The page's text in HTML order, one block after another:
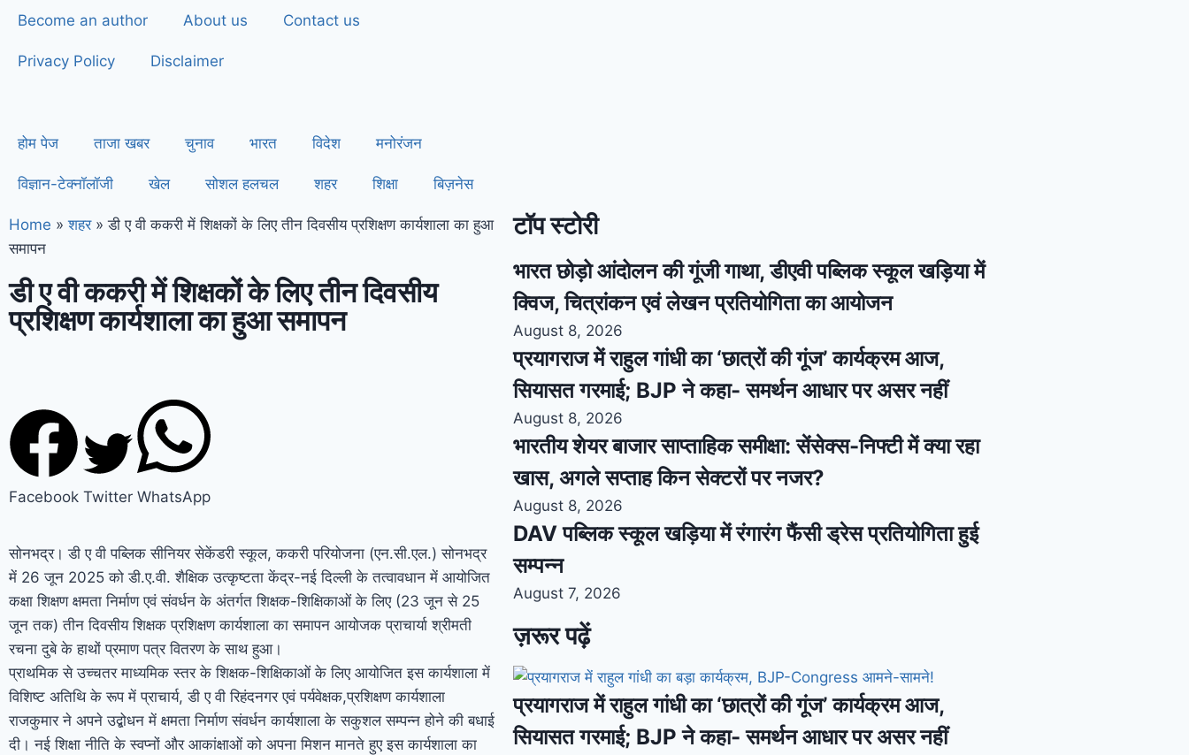
Become an author About us Contact us
Privacy Policy Disclaimer
होम पेज ताजा खबर चुनाव भारत विदेश मनोरंजन
विज्ञान-टेक्नॉलॉजी खेल सोशल हलचल शहर शिक्षा बिज़नेस
Home » शहर » डी ए वी ककरी में शिक्षकों के लिए तीन दिवसीय प्रशिक्षण कार्यशाला का हुआ
समापन
डी ए वी ककरी में शिक्षकों के लिए तीन दिवसीय
प्रशिक्षण कार्यशाला का हुआ समापन
Facebook Twitter WhatsApp
सोनभद्र। डी ए वी पब्लिक सीनियर सेकेंडरी स्कूल, ककरी परियोजना (एन.सी.एल.) सोनभद्र
में 26 जून 2025 को डी.ए.वी. शैक्षिक उत्कृष्टता केंद्र-नई दिल्ली के तत्वावधान में आयोजित
कक्षा शिक्षण क्षमता निर्माण एवं संवर्धन के अंतर्गत शिक्षक-शिक्षिकाओं के लिए (23 जून से 25
जून तक) तीन दिवसीय शिक्षक प्रशिक्षण कार्यशाला का समापन आयोजक प्राचार्या श्रीमती
रचना दुबे के हाथों प्रमाण पत्र वितरण के साथ हुआ।
प्राथमिक से उच्चतर माध्यमिक स्तर के शिक्षक-शिक्षिकाओं के लिए आयोजित इस कार्यशाला में
विशिष्ट अतिथि के रूप में प्राचार्य, डी ए वी रिहंदनगर एवं पर्यवेक्षक,प्रशिक्षण कार्यशाला
राजकुमार ने अपने उद्बोधन में क्षमता निर्माण संवर्धन कार्यशाला के सकुशल सम्पन्न होने की बधाई
दी। नई शिक्षा नीति के स्वप्नों और आकांक्षाओं को अपना मिशन मानते हुए इस कार्यशाला का
टॉप स्टोरी
भारत छोड़ो आंदोलन की गूंजी गाथा, डीएवी पब्लिक स्कूल खड़िया में
क्विज, चित्रांकन एवं लेखन प्रतियोगिता का आयोजन
August 8, 2026
प्रयागराज में राहुल गांधी का ‘छात्रों की गूंज’ कार्यक्रम आज,
सियासत गरमाई; BJP ने कहा- समर्थन आधार पर असर नहीं
August 8, 2026
भारतीय शेयर बाजार साप्ताहिक समीक्षा: सेंसेक्स-निफ्टी में क्या रहा
खास, अगले सप्ताह किन सेक्टरों पर नजर?
August 8, 2026
DAV पब्लिक स्कूल खड़िया में रंगारंग फैंसी ड्रेस प्रतियोगिता हुई
सम्पन्न
August 7, 2026
ज़रूर पढ़ें
प्रयागराज में राहुल गांधी का ‘छात्रों की गूंज’ कार्यक्रम आज,
सियासत गरमाई; BJP ने कहा- समर्थन आधार पर असर नहीं